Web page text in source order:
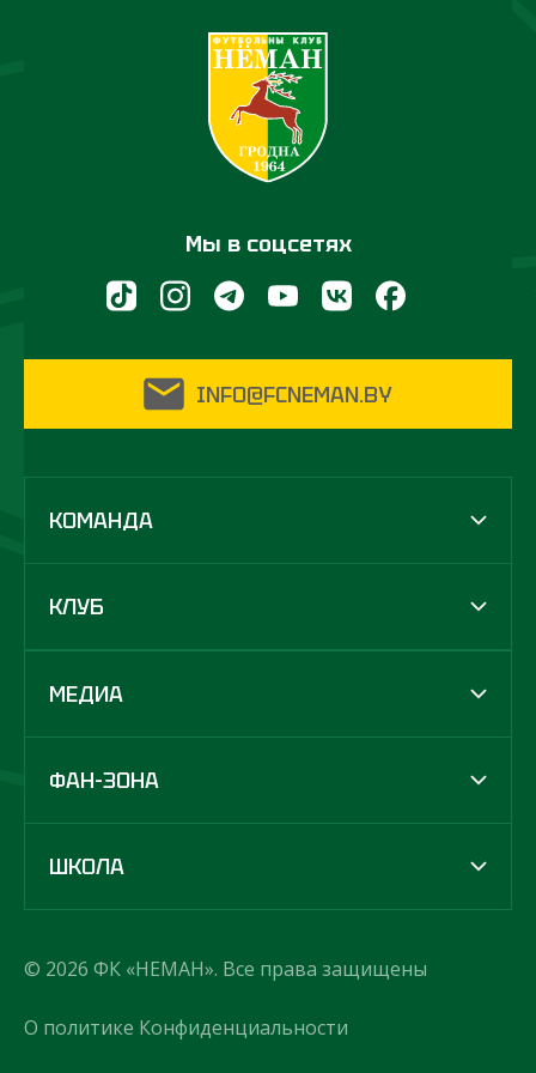
Мы в соцсетях
INFO@FCNEMAN.BY
КОМАНДА
КЛУБ
МЕДИА
ФАН-ЗОНА
ШКОЛА
© 2026 ФК «НЕМАН». Все права защищены
О политике Конфиденциальности